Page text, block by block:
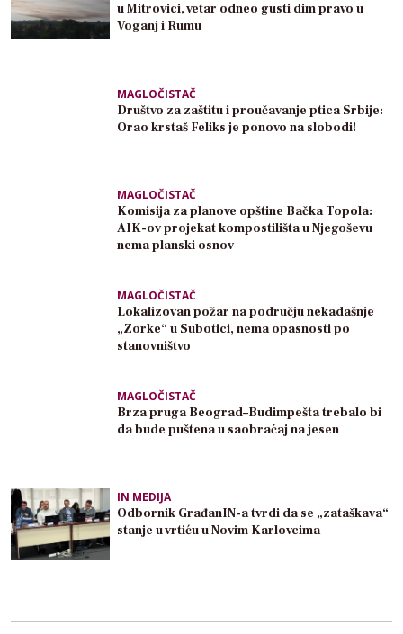
u Mitrovici, vetar odneo gusti dim pravo u
Voganj i Rumu
MAGLOČISTAČ
Društvo za zaštitu i proučavanje ptica Srbije:
Orao krstaš Feliks je ponovo na slobodi!
MAGLOČISTAČ
Komisija za planove opštine Bačka Topola:
AIK-ov projekat kompostilišta u Njegoševu
nema planski osnov
MAGLOČISTAČ
Lokalizovan požar na području nekadašnje
„Zorke“ u Subotici, nema opasnosti po
stanovništvo
MAGLOČISTAČ
Brza pruga Beograd–Budimpešta trebalo bi
da bude puštena u saobraćaj na jesen
IN MEDIJA
Odbornik GrađanIN-a tvrdi da se „zataškava“
stanje u vrtiću u Novim Karlovcima